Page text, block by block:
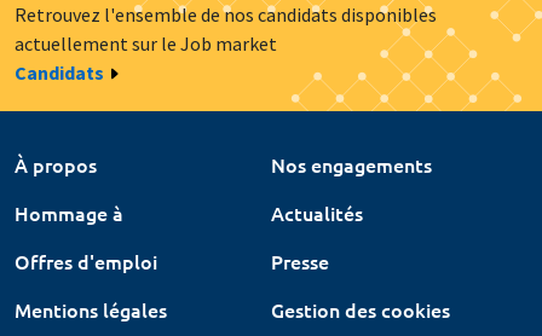
Retrouvez l'ensemble de nos candidats disponibles
actuellement sur le Job market
Candidats
À propos
Nos engagements
Hommage à
Actualités
Offres d'emploi
Presse
Mentions légales
Gestion des cookies